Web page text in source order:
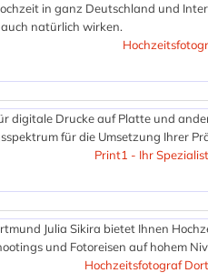
in ganz Deutschland und
natürlich wirken.
digitale Drucke auf Platte und
für die Umsetzung Ihrer
Print1 - Ihr
Julia Sikira bietet Ihnen
und Fotoreisen auf hohem
Hochzeitsfotograf